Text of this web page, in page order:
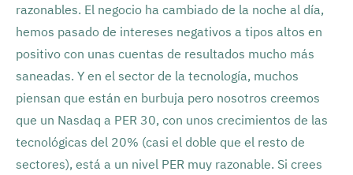
razonables. El negocio ha cambiado de la noche al día,
hemos pasado de intereses negativos a tipos altos en
positivo con unas cuentas de resultados mucho más
saneadas. Y en el sector de la tecnología, muchos
piensan que están en burbuja pero nosotros creemos
que un Nasdaq a PER 30, con unos crecimientos de las
tecnológicas del 20% (casi el doble que el resto de
sectores), está a un nivel PER muy razonable. Si crees